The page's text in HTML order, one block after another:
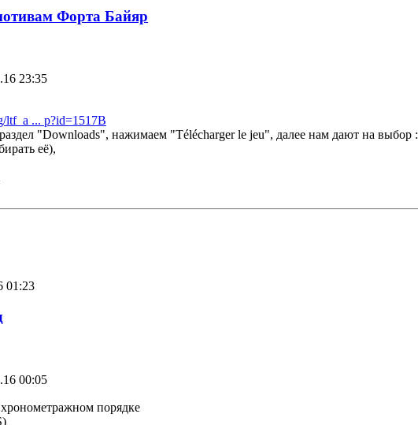
Форта Байяр
23:35
ltf_a ... p?id=1517В
"Downloads", нажимаем "Télécharger le jeu", далее нам дают на выбор :
её),
01:23
00:05
порядке